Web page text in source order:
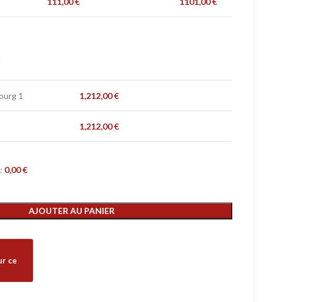
1 1,212,00€
1,212,00€
0,00€
AJOUTER AU PANIER